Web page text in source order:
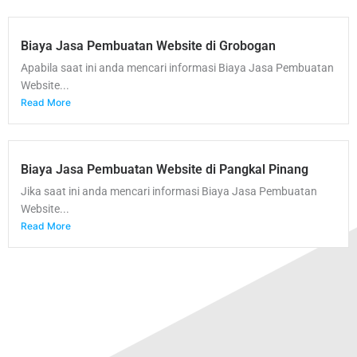
Biaya Jasa Pembuatan Website di Grobogan
Apabila saat ini anda mencari informasi Biaya Jasa Pembuatan
Website...
Read More
Biaya Jasa Pembuatan Website di Pangkal Pinang
Jika saat ini anda mencari informasi Biaya Jasa Pembuatan
Website...
Read More